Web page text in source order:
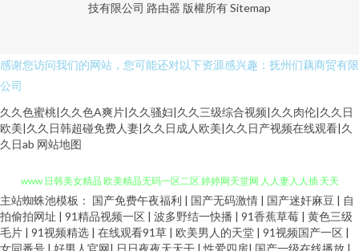
技有限公司 路由器 版權所有Sitemap
感谢您访问我们的网站，您可能还对以下资源感兴趣：抚州们藕商贸有限
公司
久久色蜜桃|久久色A爽片|久久骚妇|久久三级综合视频|久久肉伦|久久日
欧美|久久日韩超碰免费人妻|久久日成人欧美|久久日产视频在线观看|久
久日ab 网站地图
伊人阁Av 成人a库 黄色av亚洲免费在线观看 福利姬香蕉社区 91成色情网
www 日韩美女精品 欧美精品无码一区二区 婷婷网天堂网 人人妻人人插 天天
爽无码 日韩一区 老熟女太熟了A91V 婷婷五月份视频 99超碰人人草 东京热
主站蜘蛛池模板： 国产免费午夜福利 | 国产无码激情 | 国产迷奸麻豆 | 自
拍偷拍网址 | 91精品视频一区 | 波多野结一快播 | 91香蕉草莓 | 黄色三级
毛片 | 91视频精选 | 在线观看91草 | 欧美男人的天堂 | 91视频国产一区 |
女同番号 | 好男人官网| 日日夜夜天天干 |性爱四房| 国产一级在线播放 |